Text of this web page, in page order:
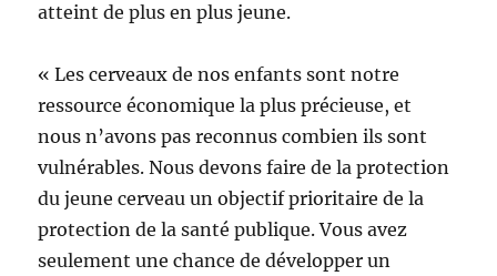
atteint de plus en plus jeune.
« Les cerveaux de nos enfants sont notre
ressource économique la plus précieuse, et
nous n’avons pas reconnus combien ils sont
vulnérables. Nous devons faire de la protection
du jeune cerveau un objectif prioritaire de la
protection de la santé publique. Vous avez
seulement une chance de développer un